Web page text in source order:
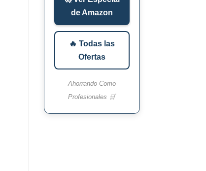
de Amazon
🔥 Todas las
Ofertas
Ahorrando Como
Profesionales 🛒